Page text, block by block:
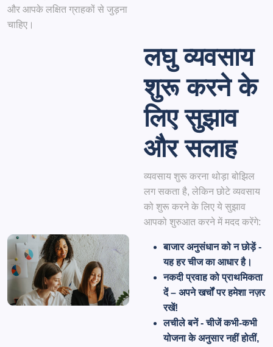
और आपके लक्षित ग्राहकों से जुड़ना
चाहिए।
लघु व्यवसाय
शुरू करने के
लिए सुझाव
और सलाह
व्यवसाय शुरू करना थोड़ा बोझिल
लग सकता है, लेकिन छोटे व्यवसाय
को शुरू करने के लिए ये सुझाव
आपको शुरुआत करने में मदद करेंगे:
बाजार अनुसंधान को न छोड़ें -
यह हर चीज का आधार है।
नकदी प्रवाह को प्राथमिकता
दें – अपने खर्चों पर हमेशा नज़र
रखें!
लचीले बनें - चीजें कभी-कभी
योजना के अनुसार नहीं होतीं,